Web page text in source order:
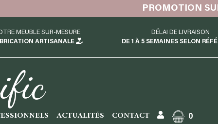
PROMOTION SUR STOCK EN MAGASIN
MEUBLE SUR-MESURE
ARTISANALE
DÉLAI DE LIVRAISON
DE 1 À 5 SEMAINES SELON
ACTUALITÉS CONTACT 0